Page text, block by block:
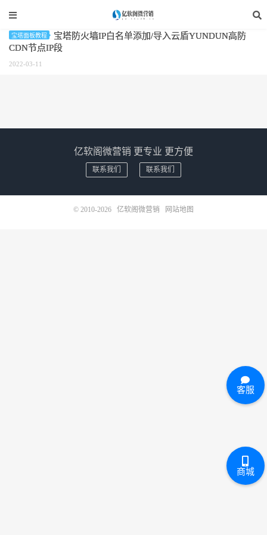
标签：管理IP白名单
宝塔面板教程
宝塔防火墙IP白名单添加/导入云盾YUNDUN高防
CDN节点IP段
2022-03-11
亿软阁微营销 更专业 更方便
联系我们 联系我们
© 2010-2026 亿软阁微营销 网站地图
客服
商城